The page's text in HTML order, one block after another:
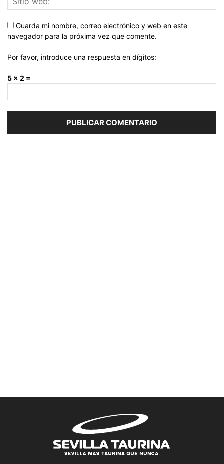
Guarda mi nombre, correo electrónico y web en este
navegador para la próxima vez que comente.
Por favor, introduce una respuesta en dígitos:
5 × 2 =